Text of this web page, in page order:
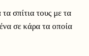
σπίτια τους με τα
σε κάρα τα οποία